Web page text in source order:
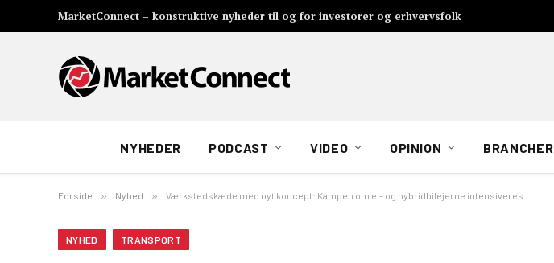
MarketConnect – konstruktive nyheder til og for investorer og erhvervsfolk
NYHEDER PODCAST VIDEO OPINION BRANCHER
Forside » Nyhed » Værkstedskæde med nyt koncept: Kampen om el- og hybridbilejerne intensiveres
NYHED TRANSPORT